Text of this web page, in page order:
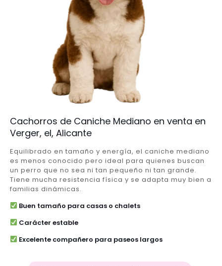
Cachorros de Caniche Mediano en venta en
Verger, el, Alicante
Equilibrado en tamaño y energía, el caniche mediano
es menos conocido pero ideal para quienes buscan
un perro que no sea ni tan pequeño ni tan grande.
Tiene mucha resistencia física y se adapta muy bien a
familias dinámicas.
Buen tamaño para casas o chalets
Carácter estable
Excelente compañero para paseos largos